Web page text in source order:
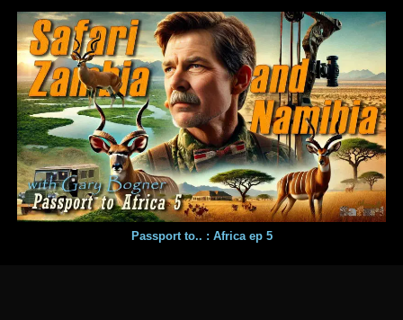
Passport to.. : Africa ep 5